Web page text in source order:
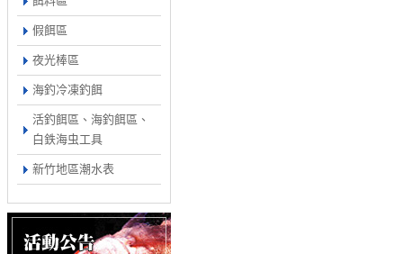
假餌區
夜光棒區
海釣冷凍釣餌
活釣餌區、海釣餌區、
白鉄海虫工具
新竹地區潮水表